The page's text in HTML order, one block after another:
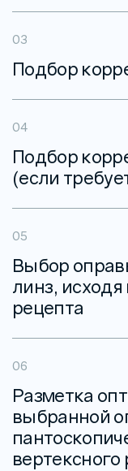
Подбор
Подбор
(если
Выбор
линз, исходя
рецепта
Разметка
выбранной
вертексного